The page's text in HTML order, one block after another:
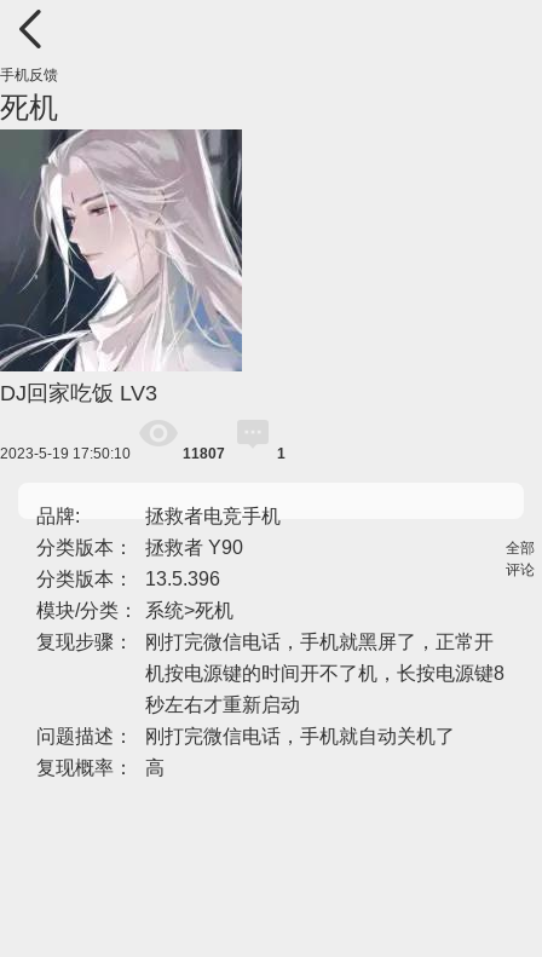
手机反馈
死机
DJ回家吃饭 LV3
2023-5-19 17:50:10 11807 1
品牌:
拯救者电竞手机
分类版本：
拯救者 Y90
分类版本：
13.5.396
模块/分类：
系统>死机
复现步骤：
刚打完微信电话，手机就黑屏了，正常开
机按电源键的时间开不了机，长按电源键8
秒左右才重新启动
问题描述：
刚打完微信电话，手机就自动关机了
复现概率：
高
全部
评论